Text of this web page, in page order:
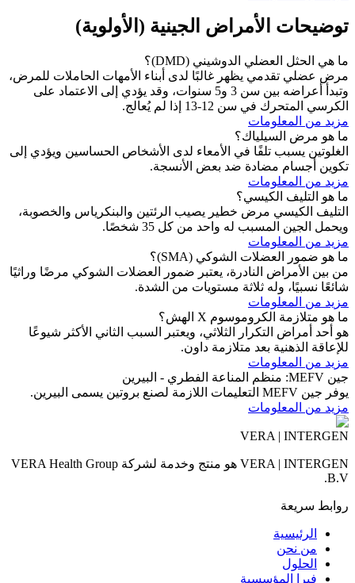
توضيحات الأمراض الجينية (الأولوية)
ما هي الحثل العضلي الدوشيني (DMD)؟
مرض عضلي تقدمي يظهر غالبًا لدى أبناء الأمهات الحاملات للمرض،
وتبدأ أعراضه بين سن 3 و5 سنوات، وقد يؤدي إلى الاعتماد على
الكرسي المتحرك في سن 12-13 إذا لم يُعالج.
مزيد من المعلومات
ما هو مرض السيلياك؟
الغلوتين يسبب تلفًا في الأمعاء لدى الأشخاص الحساسين ويؤدي إلى
تكوين أجسام مضادة ضد بعض الأنسجة.
مزيد من المعلومات
ما هو التليف الكيسي؟
التليف الكيسي مرض خطير يصيب الرئتين والبنكرياس والخصوبة،
ويحمل الجين المسبب له واحد من كل 35 شخصًا.
مزيد من المعلومات
ما هو ضمور العضلات الشوكي (SMA)؟
من بين الأمراض النادرة، يعتبر ضمور العضلات الشوكي مرضًا وراثيًا
شائعًا نسبيًا، وله ثلاثة مستويات من الشدة.
مزيد من المعلومات
ما هو متلازمة الكروموسوم X الهش؟
هو أحد أمراض التكرار الثلاثي، ويعتبر السبب الثاني الأكثر شيوعًا
للإعاقة الذهنية بعد متلازمة داون.
مزيد من المعلومات
جين MEFV: منظم المناعة الفطري - البيرين
يوفر جين MEFV التعليمات اللازمة لصنع بروتين يسمى البيرين.
مزيد من المعلومات
VERA | INTERGEN
VERA | INTERGEN هو منتج وخدمة لشركة VERA Health Group
B.V.
روابط سريعة
الرئيسية
من نحن
الحلول
فيرا المؤسسية